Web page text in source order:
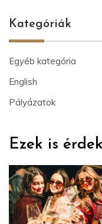
Kategóriák
Egyéb kategória
English
Pályázatok
Ezek is